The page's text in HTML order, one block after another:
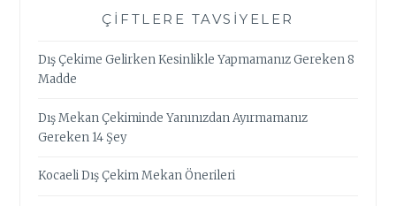
ÇIFTLERE TAVSIYELER
Dış Çekime Gelirken Kesinlikle Yapmamanız Gereken 8
Madde
Dış Mekan Çekiminde Yanınızdan Ayırmamanız
Gereken 14 Şey
Kocaeli Dış Çekim Mekan Önerileri